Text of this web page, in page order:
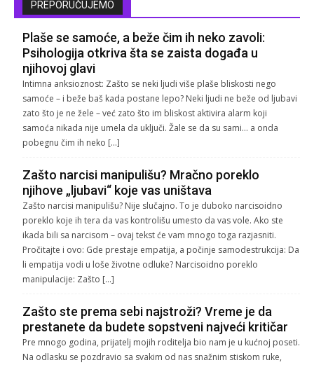
PREPORUČUJEMO
Plaše se samoće, a beže čim ih neko zavoli:
Psihologija otkriva šta se zaista događa u
njihovoj glavi
Intimna anksioznost: Zašto se neki ljudi više plaše bliskosti nego
samoće – i beže baš kada postane lepo? Neki ljudi ne beže od ljubavi
zato što je ne žele – već zato što im bliskost aktivira alarm koji
samoća nikada nije umela da uključi. Žale se da su sami… a onda
pobegnu čim ih neko […]
Zašto narcisi manipulišu? Mračno poreklo
njihove „ljubavi“ koje vas uništava
Zašto narcisi manipulišu? Nije slučajno. To je duboko narcisoidno
poreklo koje ih tera da vas kontrolišu umesto da vas vole. Ako ste
ikada bili sa narcisom – ovaj tekst će vam mnogo toga razjasniti.
Pročitajte i ovo: Gde prestaje empatija, a počinje samodestrukcija: Da
li empatija vodi u loše životne odluke? Narcisoidno poreklo
manipulacije: Zašto […]
Zašto ste prema sebi najstroži? Vreme je da
prestanete da budete sopstveni najveći kritičar
Pre mnogo godina, prijatelj mojih roditelja bio nam je u kućnoj poseti.
Na odlasku se pozdravio sa svakim od nas snažnim stiskom ruke,